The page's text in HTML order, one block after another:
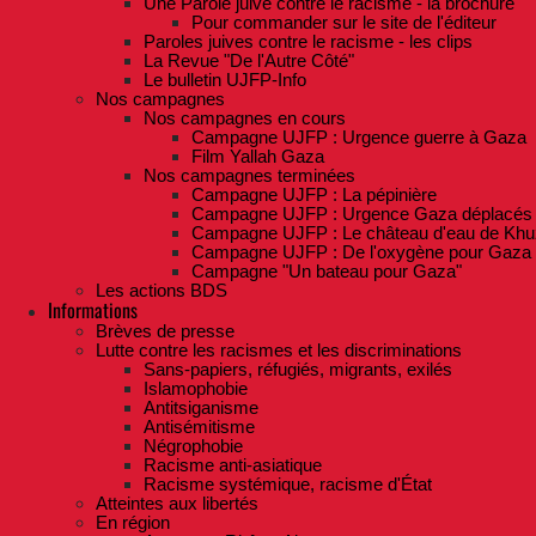
Pour commander sur le site de l'éditeur
Paroles juives contre le racisme - les clips
La Revue "De l'Autre Côté"
Le bulletin UJFP-Info
Nos campagnes
Nos campagnes en cours
Campagne UJFP : Urgence guerre à Gaza
Film Yallah Gaza
Nos campagnes terminées
Campagne UJFP : La pépinière
Campagne UJFP : Urgence Gaza déplacés
Campagne UJFP : Le château d'eau de
Campagne UJFP : De l'oxygène pour Gaza
Campagne "Un bateau pour Gaza"
Les actions BDS
Informations
Brèves de presse
Lutte contre les racismes et les discriminations
Sans-papiers, réfugiés, migrants, exilés
Islamophobie
Antitsiganisme
Antisémitisme
Négrophobie
Racisme anti-asiatique
Racisme systémique, racisme d'État
Atteintes aux libertés
En région